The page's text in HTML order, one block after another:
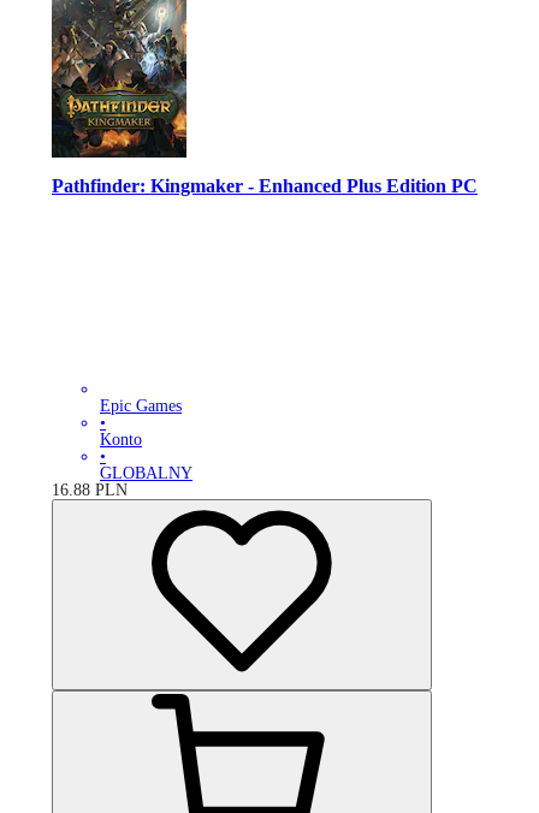
Pathfinder: Kingmaker - Enhanced Plus Edition PC
Epic Games
•
Konto
•
GLOBALNY
16.88 PLN